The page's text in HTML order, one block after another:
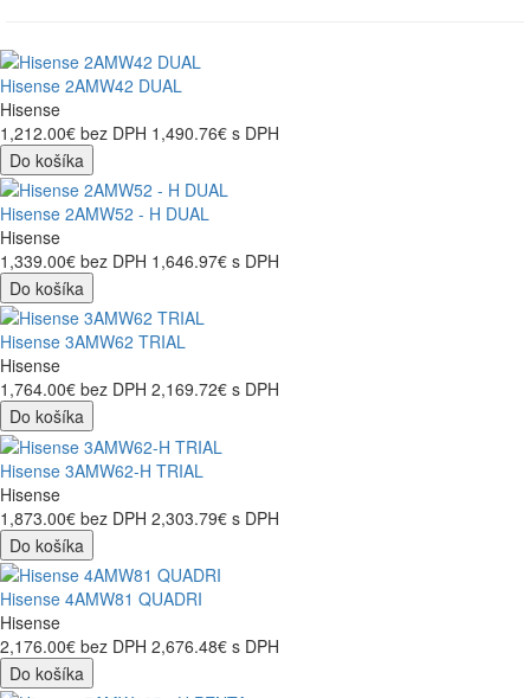
Hisense 2AMW42 DUAL
Hisense
1,212.00€ bez DPH 1,490.76€ s DPH
Do košíka
Hisense 2AMW52 - H DUAL
Hisense
1,339.00€ bez DPH 1,646.97€ s DPH
Do košíka
Hisense 3AMW62 TRIAL
Hisense
1,764.00€ bez DPH 2,169.72€ s DPH
Do košíka
Hisense 3AMW62-H TRIAL
Hisense
1,873.00€ bez DPH 2,303.79€ s DPH
Do košíka
Hisense 4AMW81 QUADRI
Hisense
2,176.00€ bez DPH 2,676.48€ s DPH
Do košíka